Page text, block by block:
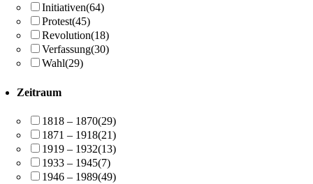
Initiativen(64)
Protest(45)
Revolution(18)
Verfassung(30)
Wahl(29)
Zeitraum
1818 – 1870(29)
1871 – 1918(21)
1919 – 1932(13)
1933 – 1945(7)
1946 – 1989(49)